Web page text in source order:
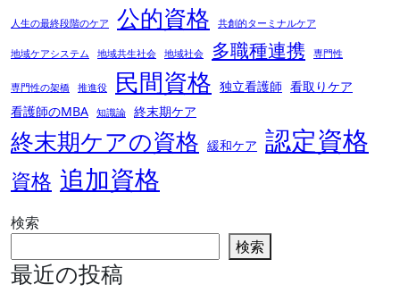
人生の最終段階のケア 公的資格 共創的ターミナルケア
地域ケアシステム 地域共生社会 地域社会 多職種連携 専門性
専門性の架橋 推進役 民間資格 独立看護師 看取りケア
看護師のMBA
知識論 終末期ケア
終末期ケアの資格 緩和ケア 認定資格
資格 追加資格
検索
検索
最近の投稿